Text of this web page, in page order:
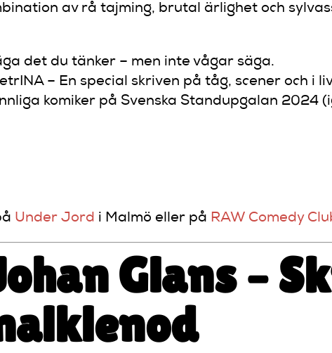
av rå tajming, brutal ärlighet och
det du tänker – men inte vågar säga.
– En special skriven på tåg, scener och i
komiker på Svenska Standupgalan 2024
Under Jord i Malmö eller på RAW Comedy
Glans –